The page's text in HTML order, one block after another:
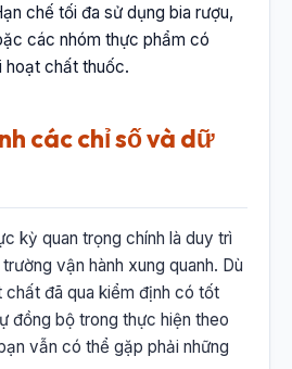
chế tối đa sử dụng bia rượu,
các nhóm thực phẩm có
hoạt chất thuốc.
các chỉ số và dữ
kỳ quan trọng chính là duy trì
vận hành xung quanh. Dù
chất đã qua kiểm định có tốt
đồng bộ trong thực hiện theo
vẫn có thể gặp phải những